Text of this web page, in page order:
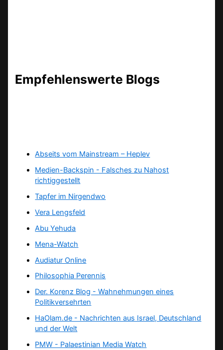
Empfehlenswerte Blogs
Abseits vom Mainstream – Heplev
Medien-Backspin - Falsches zu Nahost
richtiggestellt
Tapfer im Nirgendwo
Vera Lengsfeld
Abu Yehuda
Mena-Watch
Audiatur Online
Philosophia Perennis
Der. Korenz Blog - Wahnehmungen eines
Politikversehrten
HaOlam.de - Nachrichten aus Israel, Deutschland
und der Welt
PMW - Palaestinian Media Watch